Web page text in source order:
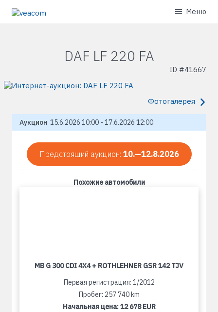
Меню
DAF LF 220 FA
ID #41667
Фотогалерея
Аукцион 15.6.2026 10:00 - 17.6.2026 12:00
Предстоящий аукцион: 10.—12.8.2026
Похожие автомобили
MB G 300 CDI 4X4 + ROTHLEHNER GSR 142 TJV
Первая регистрация: 1/2012
Пробег: 257 740 km
Начальная цена:12 678 EUR